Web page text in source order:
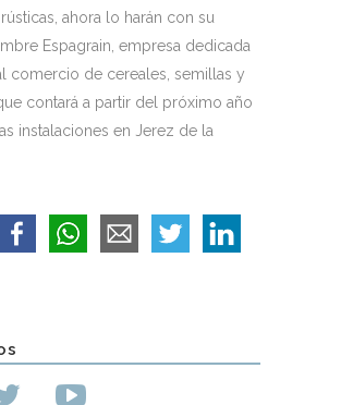
ahora lo harán con su
Espagrain, empresa dedicada
comercio de cereales, semillas y
contará a partir del próximo año
instalaciones en Jerez de la